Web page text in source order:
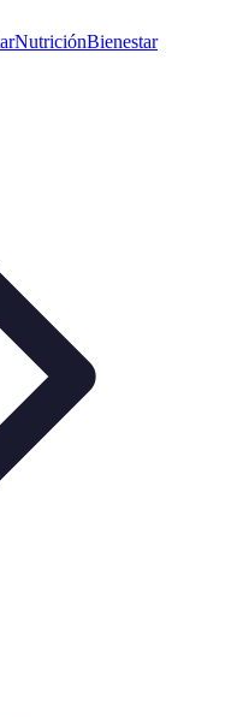
NutriciónBienestar